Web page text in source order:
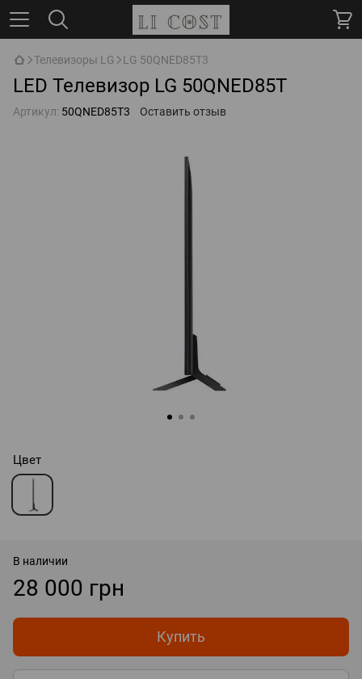
Телевизоры LG LG 50QNED85T3
LED Телевизор LG 50QNED85T
Артикул: 50QNED85T3 Оставить отзыв
Цвет
В наличии
28 000 грн
Купить